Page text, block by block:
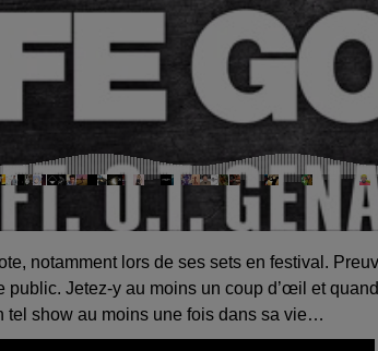
notamment lors de ses sets en festival.
public. Jetez-y au moins un coup d’œil et
tel show au moins une fois dans sa vie…